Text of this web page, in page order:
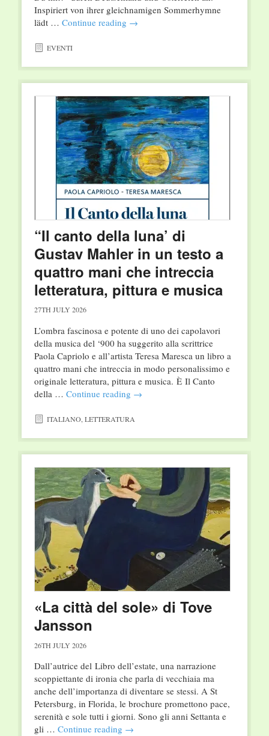
Inspiriert von ihrer gleichnamigen Sommerhymne
lädt … Continue reading →
EVENTI
“Il canto della luna’ di
Gustav Mahler in un testo a
quattro mani che intreccia
letteratura, pittura e musica
27TH JULY 2026
L’ombra fascinosa e potente di uno dei capolavori
della musica del ‘900 ha suggerito alla scrittrice
Paola Capriolo e all’artista Teresa Maresca un libro a
quattro mani che intreccia in modo personalissimo e
originale letteratura, pittura e musica. È Il Canto
della … Continue reading →
ITALIANO, LETTERATURA
«La città del sole» di Tove
Jansson
26TH JULY 2026
Dall’autrice del Libro dell’estate, una narrazione
scoppiettante di ironia che parla di vecchiaia ma
anche dell’importanza di diventare se stessi. A St
Petersburg, in Florida, le brochure promettono pace,
serenità e sole tutti i giorni. Sono gli anni Settanta e
gli … Continue reading →